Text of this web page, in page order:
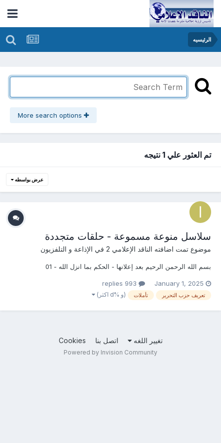
الرئيسيه
تم العثور علي 1 نتيجه
عرض بواسطه
سلاسل منوعة مسموعة - حلقات متجددة
موضوع تمت اضافته الناقد الإعلامي 2 في الإذاعة و التلفزيون
بسم الله الرحمن الرحيم بعد إعلانها - الحكم بما انزل الله - 01
January 1, 2025
تعريف حزب التحرير تأملات (و %d اكثر)
تغيير اللغه اتصل بنا Cookies
Powered by Invision Community